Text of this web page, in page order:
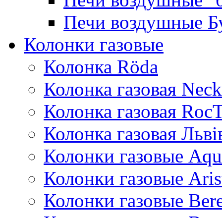
Печи воздушные
Колонки газовые
Колонка Rӧda
Колонка газовая
Колонка газовая
Колонка газовая
Колонки газовые
Колонки газовые
Колонки газовые